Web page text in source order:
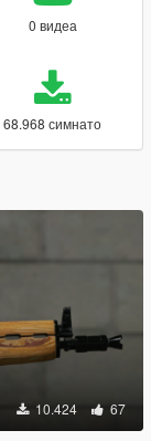
0 видеа
68.968 симнато
10.424 67